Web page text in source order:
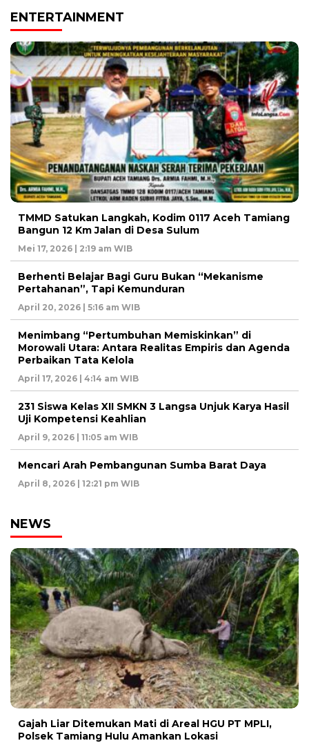
ENTERTAINMENT
TMMD Satukan Langkah, Kodim 0117 Aceh Tamiang
Bangun 12 Km Jalan di Desa Sulum
Mei 17, 2026 | 2:19 am WIB
Berhenti Belajar Bagi Guru Bukan “Mekanisme
Pertahanan”, Tapi Kemunduran
April 20, 2026 | 5:16 am WIB
Menimbang “Pertumbuhan Memiskinkan” di
Morowali Utara: Antara Realitas Empiris dan Agenda
Perbaikan Tata Kelola
April 17, 2026 | 4:14 am WIB
231 Siswa Kelas XII SMKN 3 Langsa Unjuk Karya Hasil
Uji Kompetensi Keahlian
April 9, 2026 | 11:05 am WIB
Mencari Arah Pembangunan Sumba Barat Daya
April 8, 2026 | 12:21 pm WIB
NEWS
Gajah Liar Ditemukan Mati di Areal HGU PT MPLI,
Polsek Tamiang Hulu Amankan Lokasi